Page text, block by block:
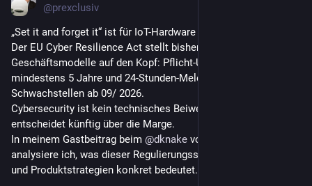
@prexclusiv
„Set it and forget it“ ist für IoT-Hardware Geschichte.
Der EU Cyber Resilience Act stellt bisherige
Geschäftsmodelle auf den Kopf: Pflicht-Updates für
mindestens 5 Jahre und 24-Stunden-Meldepflichten für
Schwachstellen ab 09/ 2026.
Cybersecurity ist kein technisches Beiwerk mehr – sie
entscheidet künftig über die Marge.
In meinem Gastbeitrag beim @dknake von WeSpeakIoT
analysiere ich, was dieser Regulierungsschritt für Hersteller
und Produktstrategien konkret bedeutet.